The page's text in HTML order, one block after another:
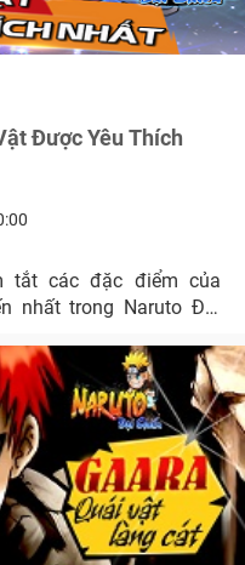
Được Yêu Thích
của
nhất trong Naruto Đại